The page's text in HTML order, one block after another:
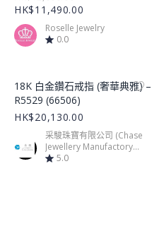
HK$11,490.00
Roselle Jewelry
0.0
Product Image
18K 白金鑽石戒指 (奢華典雅) –
R5529 (66506)
HK$20,130.00
采駿珠寶有限公司 (Chase
Jewellery Manufactory
Limited)
5.0